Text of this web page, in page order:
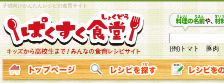
子供向けかんたんレシピの食育サイト
(例)トマト 豚肉